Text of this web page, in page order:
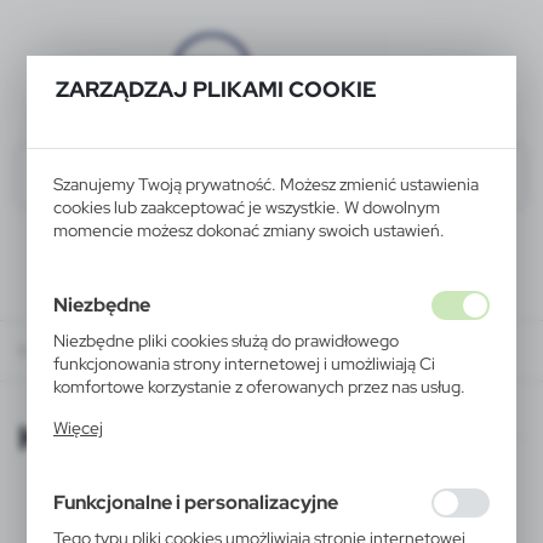
ZARZĄDZAJ PLIKAMI COOKIE
Szanujemy Twoją prywatność. Możesz zmienić ustawienia
cookies lub zaakceptować je wszystkie. W dowolnym
momencie możesz dokonać zmiany swoich ustawień.
Niezbędne
Niezbędne pliki cookies służą do prawidłowego
funkcjonowania strony internetowej i umożliwiają Ci
komfortowe korzystanie z oferowanych przez nas usług.
działania w celu m.in. dostosowania Twoich ustawień
korzystasz, może działać bez zakłóceń.
Więcej
Funkcjonalne i personalizacyjne
Tego typu pliki cookies umożliwiają stronie internetowej
KATALOGI ONLINE
KATALOGI ONLINE